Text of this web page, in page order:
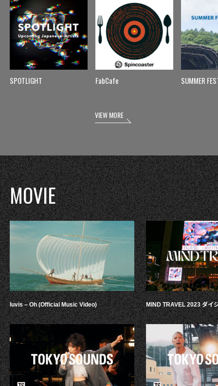
SPOTLIGHT FabCafe SUMMER
VIEW MORE
MOVIE
luvis – Oh (Official Music Video) MIND TRAVEL 2023 ダイ